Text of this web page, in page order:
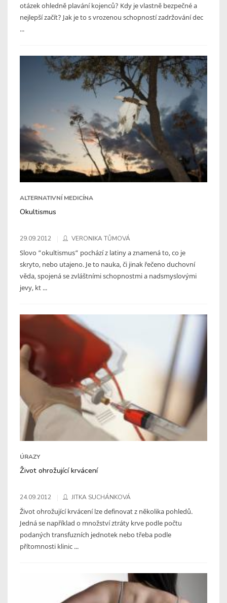
otázek ohledně plavání kojenců? Kdy je vlastně bezpečné a
nejlepší začít? Jak je to s vrozenou schopností zadržování dec
...
ALTERNATIVNÍ MEDICÍNA
Okultismus
29.09.2012 VERONIKA TŮMOVÁ
Slovo “okultismus“ pochází z latiny a znamená to, co je
skryto, nebo utajeno. Je to nauka, či jinak řečeno duchovní
věda, spojená se zvláštními schopnostmi a nadsmyslovými
jevy, kt ...
ÚRAZY
Život ohrožující krvácení
24.09.2012 JITKA SUCHÁNKOVÁ
Život ohrožující krvácení lze definovat z několika pohledů.
Jedná se například o množství ztráty krve podle počtu
podaných transfuzních jednotek nebo třeba podle
přítomnosti klinic ...